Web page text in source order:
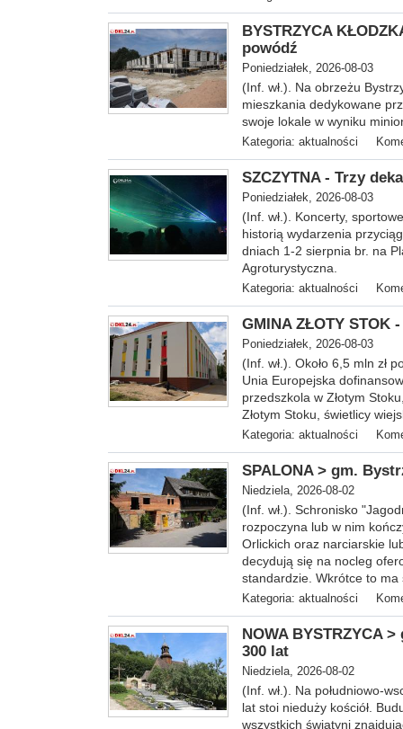
BYSTRZYCA
powódź
Poniedziałek, 2026-08-03
(Inf. wł.). Na obrzeżu
mieszkania dedykowane
swoje lokale w wyniku
Kategoria: aktualności
SZCZYTNA - Trzy
Poniedziałek, 2026-08-03
(Inf. wł.). Koncerty,
historią wydarzenia
dniach 1-2 sierpnia br. na
Agroturystyczna.
Kategoria: aktualności
GMINA ZŁOTY
Poniedziałek, 2026-08-03
(Inf. wł.). Około 6,5 mln zł
Unia Europejska
przedszkola w Złotym
Złotym Stoku, świetlicy
Kategoria: aktualności
SPALONA > gm.
Niedziela, 2026-08-02
(Inf. wł. ). Schronisko
rozpoczyna lub w nim
Orlickich oraz narciarskie
decydują się na nocleg
standardzie. Wkrótce to ma
Kategoria: aktualności
NOWA BYSTRZYCA
300 lat
Niedziela, 2026-08-02
(Inf. wł.). Na południowo-
lat stoi nieduży kościół.
wszystkich świątyni